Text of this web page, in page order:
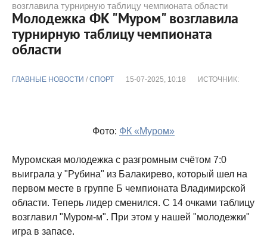
возглавила турнирную таблицу чемпионата области
Молодежка ФК "Муром" возглавила
турнирную таблицу чемпионата
области
ГЛАВНЫЕ НОВОСТИ / CПОРТ 15-07-2025, 10:18 ИСТОЧНИК:
Фото: ФК «Муром»
Муромская молодежка с разгромным счётом 7:0
выиграла у "Рубина" из Балакирево, который шел на
первом месте в группе Б чемпионата Владимирской
области. Теперь лидер сменился. С 14 очками таблицу
возглавил "Муром-м". При этом у нашей "молодежки"
игра в запасе.